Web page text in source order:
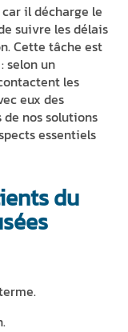
il décharge le
suivre les délais
Cette tâche est
selon un
les
eux des
nos solutions
essentiels
du